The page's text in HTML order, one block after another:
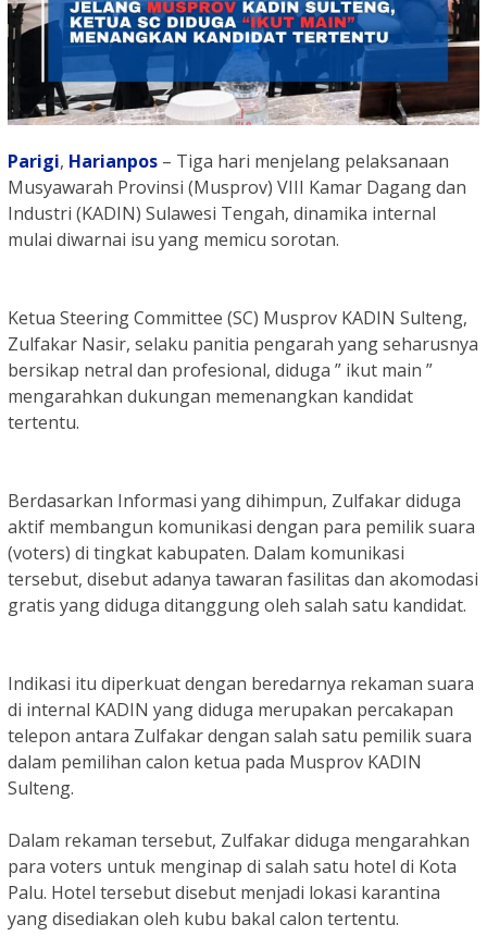
Parigi, Harianpos – Tiga hari menjelang pelaksanaan
Musyawarah Provinsi (Musprov) VIII Kamar Dagang dan
Industri (KADIN) Sulawesi Tengah, dinamika internal
mulai diwarnai isu yang memicu sorotan.
Ketua Steering Committee (SC) Musprov KADIN Sulteng,
Zulfakar Nasir, selaku panitia pengarah yang seharusnya
bersikap netral dan profesional, diduga ” ikut main ”
mengarahkan dukungan memenangkan kandidat
tertentu.
Berdasarkan Informasi yang dihimpun, Zulfakar diduga
aktif membangun komunikasi dengan para pemilik suara
(voters) di tingkat kabupaten. Dalam komunikasi
tersebut, disebut adanya tawaran fasilitas dan akomodasi
gratis yang diduga ditanggung oleh salah satu kandidat.
Indikasi itu diperkuat dengan beredarnya rekaman suara
di internal KADIN yang diduga merupakan percakapan
telepon antara Zulfakar dengan salah satu pemilik suara
dalam pemilihan calon ketua pada Musprov KADIN
Sulteng.
Dalam rekaman tersebut, Zulfakar diduga mengarahkan
para voters untuk menginap di salah satu hotel di Kota
Palu. Hotel tersebut disebut menjadi lokasi karantina
yang disediakan oleh kubu bakal calon tertentu.